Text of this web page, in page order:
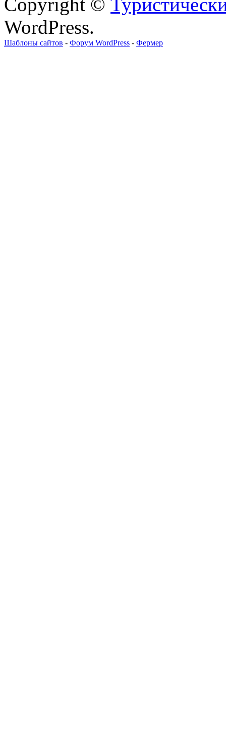
WordPress.
Шаблоны сайтов - Форум WordPress - Фермер